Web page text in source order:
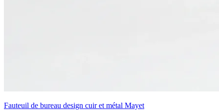
Fauteuil de bureau design cuir et métal Mayet